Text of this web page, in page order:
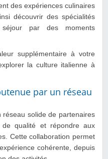
des expériences culinaires
découvrir des spécialités
par des moments
supplémentaire à votre
la culture italienne à
par un réseau
réseau solide de partenaires
qualité et répondre aux
Cette collaboration permet
cohérente, depuis